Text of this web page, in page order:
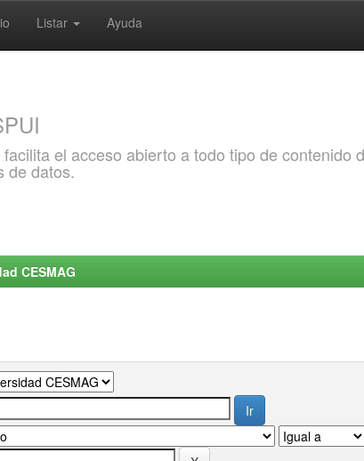
Listar Ayuda
el acceso abierto a todo tipo de contenido
de datos.
CESMAG